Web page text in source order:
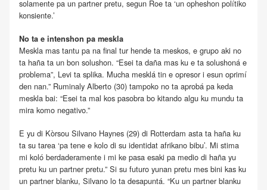
solamente pa un partner pretu, segun Roe ta ‘un opheshon polítiko
konsiente.’
No ta e intenshon pa meskla
Meskla mas tantu pa na final tur hende ta meskos, e grupo aki no
ta haña ta un bon solushon. “Esei ta daña mas ku e ta solushoná e
problema”, Levi ta splika. Mucha mesklá tin e opresor i esun oprimí
den nan.” Ruminaly Alberto (30) tampoko no ta aprobá pa keda
meskla bai: “Esei ta mal kos pasobra bo kitando algu ku mundu ta
mira komo negativo.”
E yu di Kòrsou Silvano Haynes (29) di Rotterdam asta ta haña ku
ta su tarea ‘pa tene e kolo di su identidat afrikano bibu’. Mi stima
mi koló berdaderamente i mi ke pasa esaki pa medio di haña yu
pretu ku un partner pretu.” Si su futuro yunan pretu mes bini kas ku
un partner blanku, Silvano lo ta desapuntá. “Ku un partner blanku